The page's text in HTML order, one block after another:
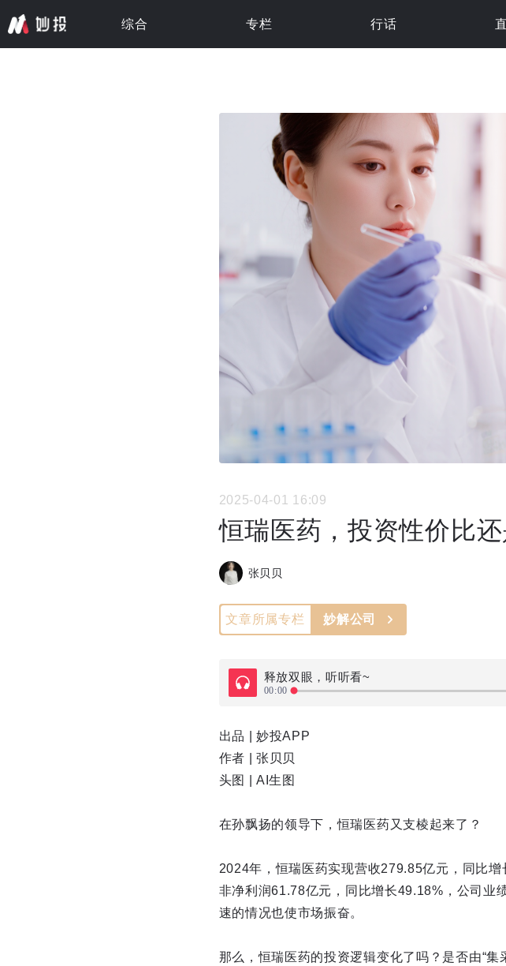
综合 专栏 行话
2025-04-01 16:09
恒瑞医药，投资性价比
张贝贝
文章所属专栏 妙解公司
释放双眼，听听看~
00:00
出品 | 妙投APP
作者 | 张贝贝
头图 | AI生图
在孙飘扬的领导下，恒瑞医药又支棱起来了？
2024年，恒瑞医药实现营收279.85亿元，同比
非净利润61.78亿元，同比增长49.18%，公司业
速的情况也使市场振奋。
那么，恒瑞医药的投资逻辑变化了吗？是否由“